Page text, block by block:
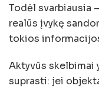
Todėl svarbiausia
realūs įvykę
tokios
Aktyvūs skelbimai
suprasti: jei